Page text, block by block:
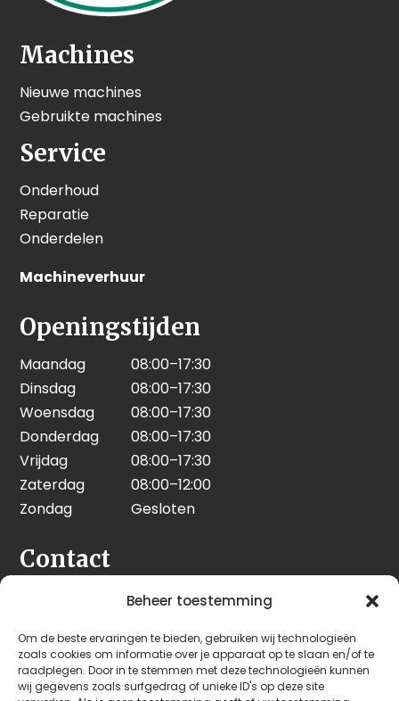
Beheer toestemming
Om de beste ervaringen te bieden, gebruiken wij technologieën
zoals cookies om informatie over je apparaat op te slaan en/of te
raadplegen. Door in te stemmen met deze technologieën kunnen
wij gegevens zoals surfgedrag of unieke ID's op deze site
Machines
Nieuwe machines
Gebruikte machines
Service
Onderhoud
Reparatie
Onderdelen
Machineverhuur
Openingstijden
Maandag
08:00–17:30
Dinsdag
08:00–17:30
Woensdag
08:00–17:30
Donderdag
08:00–17:30
Vrijdag
08:00–17:30
Zaterdag
08:00–12:00
Zondag
Gesloten
Contact
Seeleman & Hoogendoorn
3628 GD Kockengen
Nederland